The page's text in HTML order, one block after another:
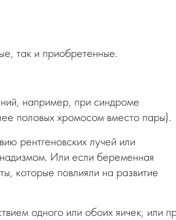
так и приобретенные.
например, при синдроме
половых хромосом вместо пары).
рентгеновских лучей или
Или если беременная
которые повлияли на развитие
одного или обоих яичек, или